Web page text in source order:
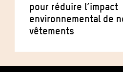
pour réduire l’impact
environnemental de
vêtements